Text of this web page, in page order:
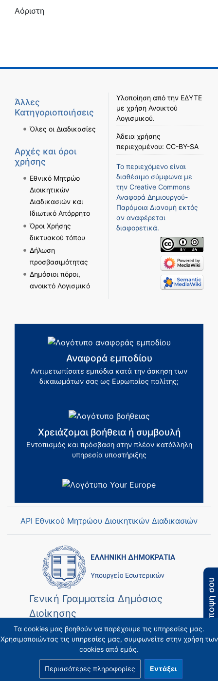
Αόριστη
Τα cookies μας βοηθούν να παρέχουμε τις υπηρεσίες μας.
Χρησιμοποιώντας τις υπηρεσίες μας, συμφωνείτε στην χρήση των
cookies από εμάς.
Περισσότερες πληροφορίες Εντάξει
Άλλες
Κατηγοριοποιήσεις
Όλες οι Διαδικασίες
Αρχές και όροι
χρήσης
Εθνικό Μητρώο
Διοικητικών
Διαδικασιών και
Ιδιωτικό Απόρρητο
Όροι Χρήσης
δικτυακού τόπου
Δήλωση
προσβασιμότητας
Δημόσιοι πόροι,
ανοικτό Λογισμικό
Υλοποίηση από την ΕΔΥΤΕ
με χρήση Ανοικτού
Λογισμικού.
Άδεια χρήσης
περιεχομένου: CC-BY-SA
Το περιεχόμενο είναι
διαθέσιμο σύμφωνα με
την Creative Commons
Αναφορά Δημιουργού-
Παρόμοια Διανομή εκτός
αν αναφέρεται
διαφορετικά.
Αναφορά εμποδίου
Αντιμετωπίσατε εμπόδια κατά την άσκηση των
δικαιωμάτων σας ως Ευρωπαίος πολίτης;
Χρειάζομαι βοήθεια ή συμβουλή
Εντοπισμός και πρόσβαση στην πλέον κατάλληλη
υπηρεσία υποστήριξης
API Εθνικού Μητρώου Διοικητικών Διαδικασιών
Γενική Γραμματεία Δημόσιας
Διοίκησης
Η άποψη σου